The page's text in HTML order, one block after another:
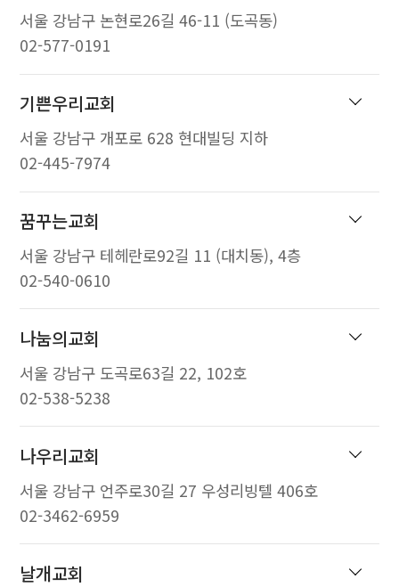
서울 강남구 논현로26길 46-11 (도곡동)
02-577-0191
기쁜우리교회
서울 강남구 개포로 628 현대빌딩 지하
02-445-7974
꿈꾸는교회
서울 강남구 테헤란로92길 11 (대치동), 4층
02-540-0610
나눔의교회
서울 강남구 도곡로63길 22, 102호
02-538-5238
나우리교회
서울 강남구 언주로30길 27 우성리빙텔 406호
02-3462-6959
날개교회